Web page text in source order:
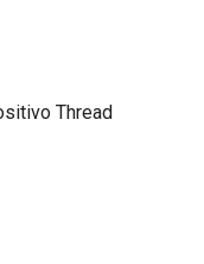
Thread